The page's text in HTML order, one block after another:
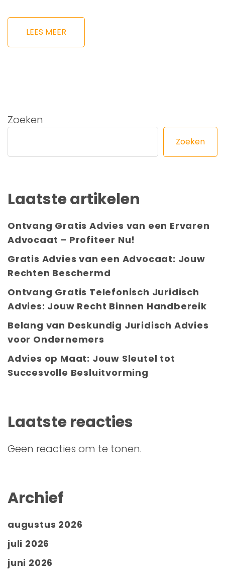
LEES MEER
Zoeken
Zoeken
Laatste artikelen
Ontvang Gratis Advies van een Ervaren
Advocaat – Profiteer Nu!
Gratis Advies van een Advocaat: Jouw
Rechten Beschermd
Ontvang Gratis Telefonisch Juridisch
Advies: Jouw Recht Binnen Handbereik
Belang van Deskundig Juridisch Advies
voor Ondernemers
Advies op Maat: Jouw Sleutel tot
Succesvolle Besluitvorming
Laatste reacties
Geen reacties om te tonen.
Archief
augustus 2026
juli 2026
juni 2026